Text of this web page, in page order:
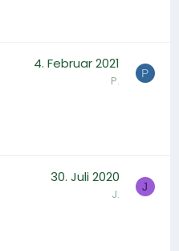
4. Februar 2021
P. P
30. Juli 2020
J. J